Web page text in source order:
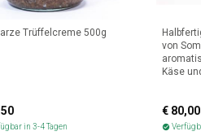
Trüffelcreme 500g
in 3-4 Tagen
von
Käse
€ 80,00
check_circle